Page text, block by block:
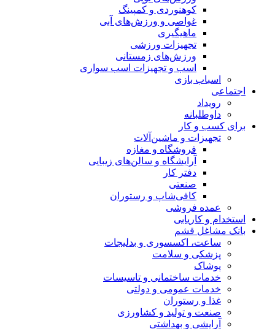
کوهنوردی و کمپینگ
غواصی و ورزش‌های آبی
ماهیگیری
تجهیزات ورزشی
ورزش‌های زمستانی
اسب و تجهیزات اسب سواری
اسباب‌ بازی
اجتماعی
رویداد
داوطلبانه
برای کسب و کار
تجهیزات و ماشین‌آلات
فروشگاه و مغازه
آرایشگاه و سالن‌های زیبایی
دفتر کار
صنعتی
کافی‌شاپ و رستوران
عمده فروشی
استخدام و کاریابی
بانک مشاغل قشم
ساعت، اکسسوری و بدلیجات
پزشکی و سلامت
پوشاک
خدمات ساختمانی و تاسیسات
خدمات عمومی و دولتی
غذا و رستوران
صنعت و تولید و کشاورزی
آرایشی و بهداشتی